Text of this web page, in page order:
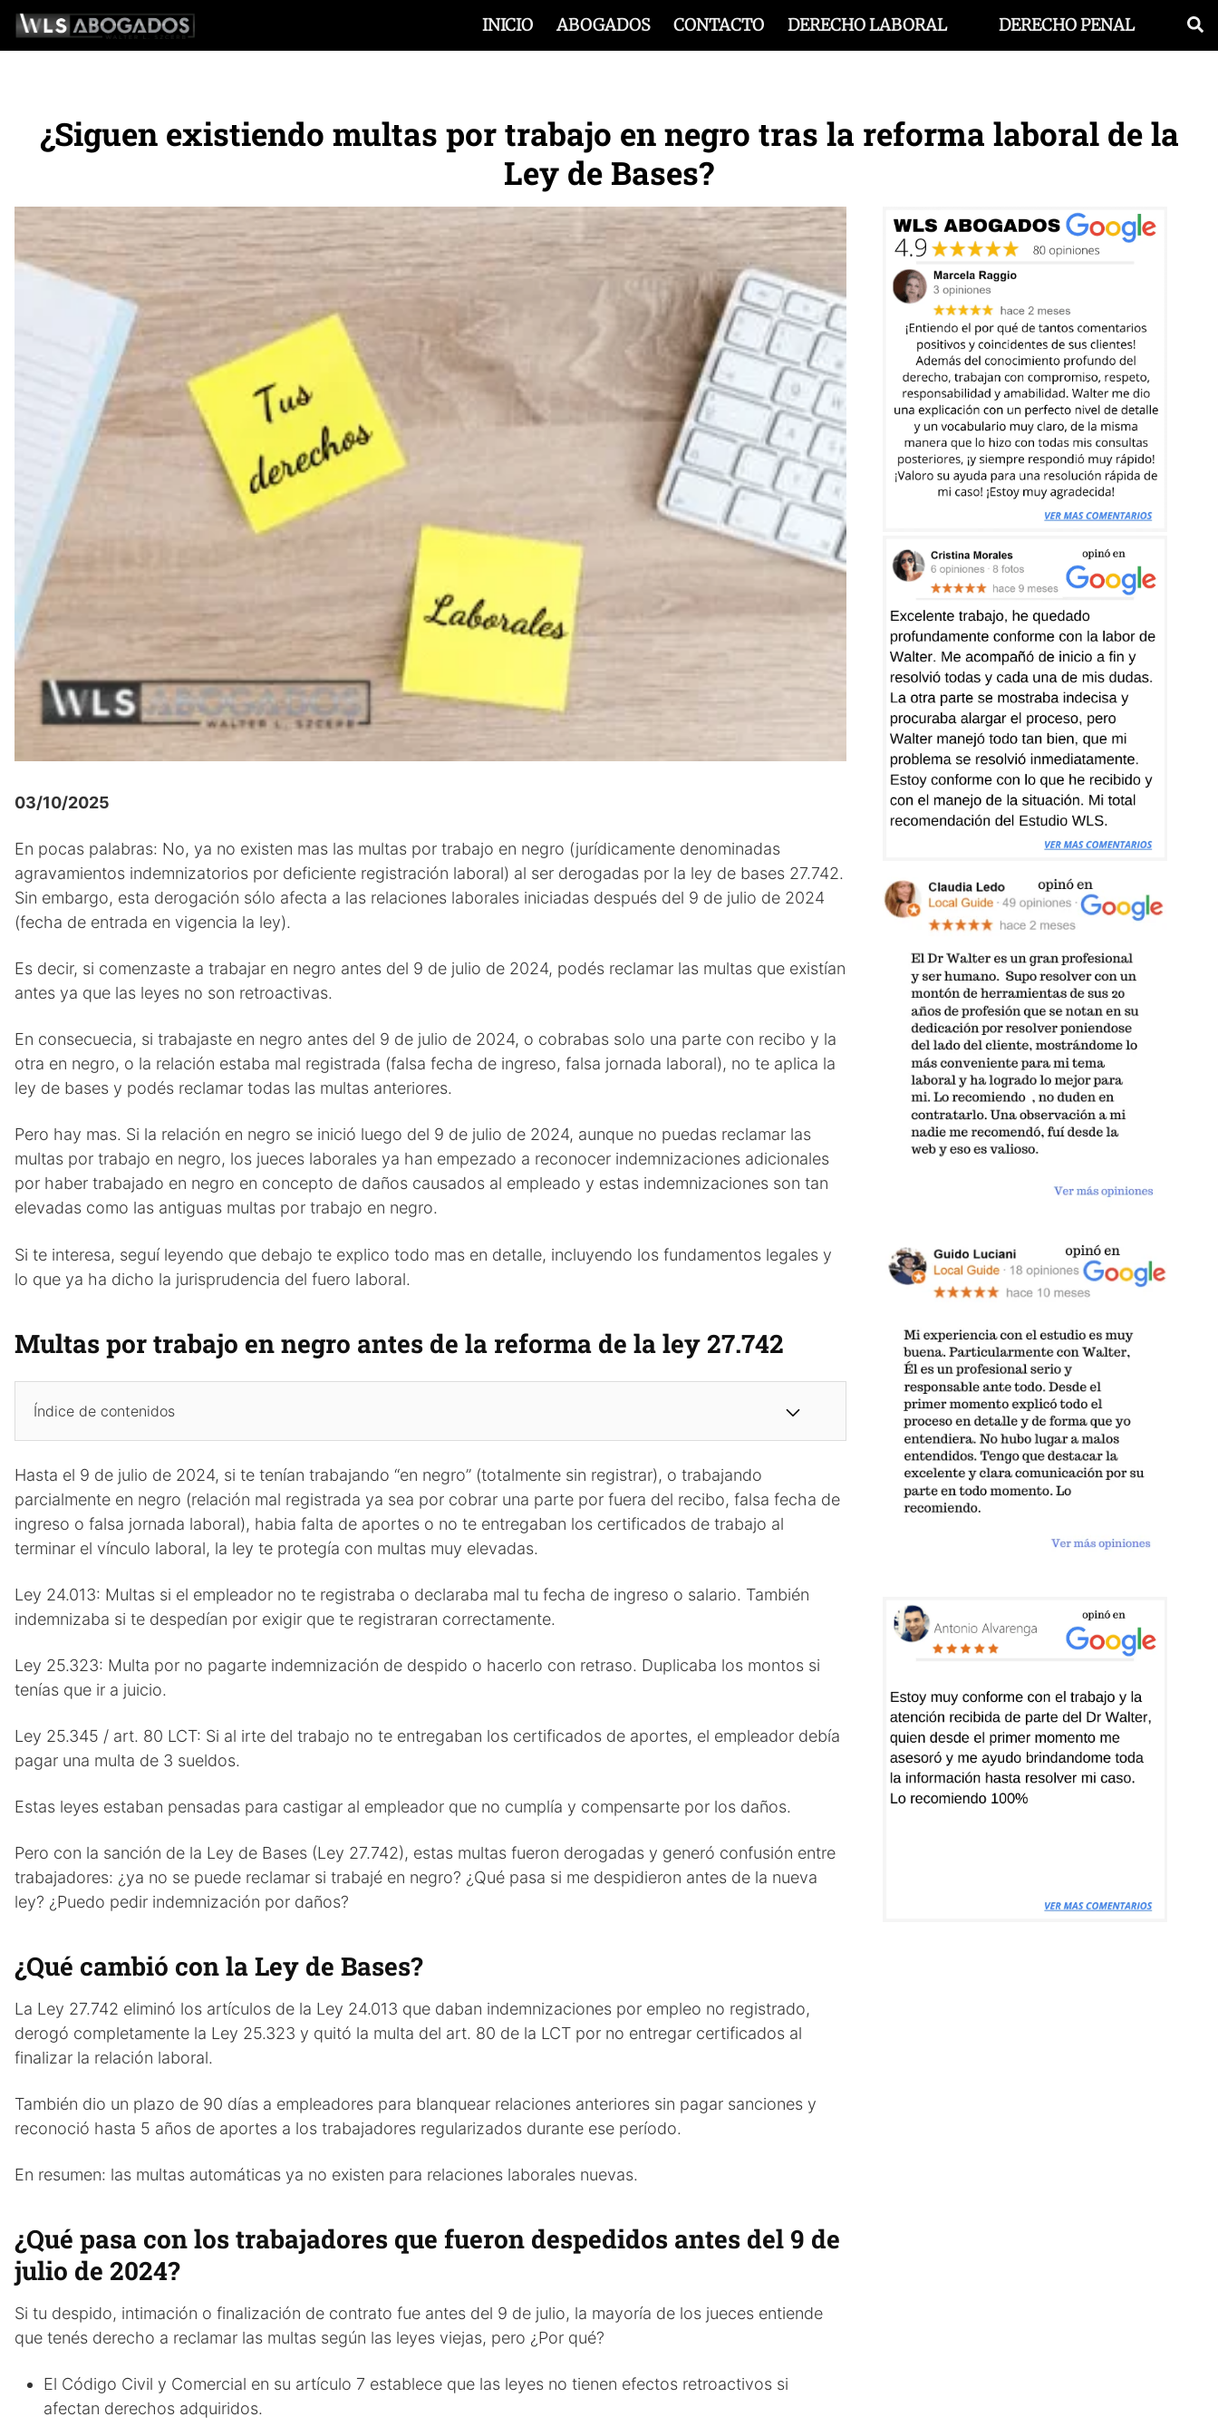
Saltar
contenido
INICIO ABOGADOS CONTACTO DERECHO LABORAL DERECHO PENAL
¿Siguen existiendo multas por trabajo en negro tras la reforma laboral de la
Ley de Bases?
03/10/2025
En pocas palabras: No, ya no existen mas las multas por trabajo en negro (jurídicamente denominadas
agravamientos indemnizatorios por deficiente registración laboral) al ser derogadas por la ley de bases 27.742.
Sin embargo, esta derogación sólo afecta a las relaciones laborales iniciadas después del 9 de julio de 2024
(fecha de entrada en vigencia la ley).
Es decir, si comenzaste a trabajar en negro antes del 9 de julio de 2024, podés reclamar las multas que existían
antes ya que las leyes no son retroactivas.
En consecuecia, si trabajaste en negro antes del 9 de julio de 2024, o cobrabas solo una parte con recibo y la
otra en negro, o la relación estaba mal registrada (falsa fecha de ingreso, falsa jornada laboral), no te aplica la
ley de bases y podés reclamar todas las multas anteriores.
Pero hay mas. Si la relación en negro se inició luego del 9 de julio de 2024, aunque no puedas reclamar las
multas por trabajo en negro, los jueces laborales ya han empezado a reconocer indemnizaciones adicionales
por haber trabajado en negro en concepto de daños causados al empleado y estas indemnizaciones son tan
elevadas como las antiguas multas por trabajo en negro.
Si te interesa, seguí leyendo que debajo te explico todo mas en detalle, incluyendo los fundamentos legales y
lo que ya ha dicho la jurisprudencia del fuero laboral.
Multas por trabajo en negro antes de la reforma de la ley 27.742
Índice de contenidos
Hasta el 9 de julio de 2024, si te tenían trabajando “en negro” (totalmente sin registrar), o trabajando
parcialmente en negro (relación mal registrada ya sea por cobrar una parte por fuera del recibo, falsa fecha de
ingreso o falsa jornada laboral), habia falta de aportes o no te entregaban los certificados de trabajo al
terminar el vínculo laboral, la ley te protegía con multas muy elevadas.
Ley 24.013: Multas si el empleador no te registraba o declaraba mal tu fecha de ingreso o salario. También
indemnizaba si te despedían por exigir que te registraran correctamente.
Ley 25.323: Multa por no pagarte indemnización de despido o hacerlo con retraso. Duplicaba los montos si
tenías que ir a juicio.
Ley 25.345 / art. 80 LCT: Si al irte del trabajo no te entregaban los certificados de aportes, el empleador debía
pagar una multa de 3 sueldos.
Estas leyes estaban pensadas para castigar al empleador que no cumplía y compensarte por los daños.
Pero con la sanción de la Ley de Bases (Ley 27.742), estas multas fueron derogadas y generó confusión entre
trabajadores: ¿ya no se puede reclamar si trabajé en negro? ¿Qué pasa si me despidieron antes de la nueva
ley? ¿Puedo pedir indemnización por daños?
¿Qué cambió con la Ley de Bases?
La Ley 27.742 eliminó los artículos de la Ley 24.013 que daban indemnizaciones por empleo no registrado,
derogó completamente la Ley 25.323 y quitó la multa del art. 80 de la LCT por no entregar certificados al
finalizar la relación laboral.
También dio un plazo de 90 días a empleadores para blanquear relaciones anteriores sin pagar sanciones y
reconoció hasta 5 años de aportes a los trabajadores regularizados durante ese período.
En resumen: las multas automáticas ya no existen para relaciones laborales nuevas.
¿Qué pasa con los trabajadores que fueron despedidos antes del 9 de
julio de 2024?
Si tu despido, intimación o finalización de contrato fue antes del 9 de julio, la mayoría de los jueces entiende
que tenés derecho a reclamar las multas según las leyes viejas, pero ¿Por qué?
El Código Civil y Comercial en su artículo 7 establece que las leyes no tienen efectos retroactivos si
afectan derechos adquiridos.